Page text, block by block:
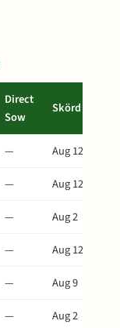
Direct
Sow
Skörd
—
Aug 12
—
Aug 12
—
Aug 2
—
Aug 12
—
Aug 9
—
Aug 2